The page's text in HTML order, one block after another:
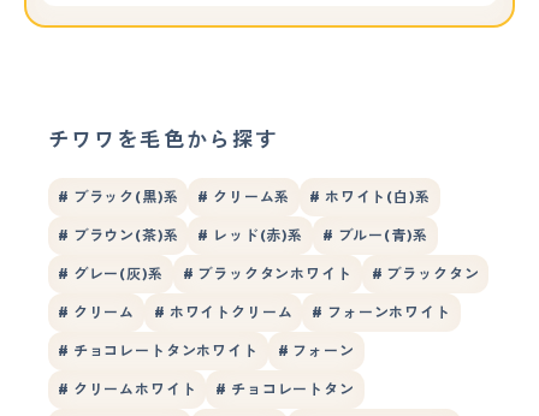
チワワを毛色から探す
# ブラック(黒)系 # クリーム系 # ホワイト(白)系
# ブラウン(茶)系 # レッド(赤)系 # ブルー(青)系
# グレー(灰)系 # ブラックタンホワイト # ブラックタン
# クリーム # ホワイトクリーム # フォーンホワイト
# チョコレートタンホワイト # フォーン
# クリームホワイト # チョコレートタン